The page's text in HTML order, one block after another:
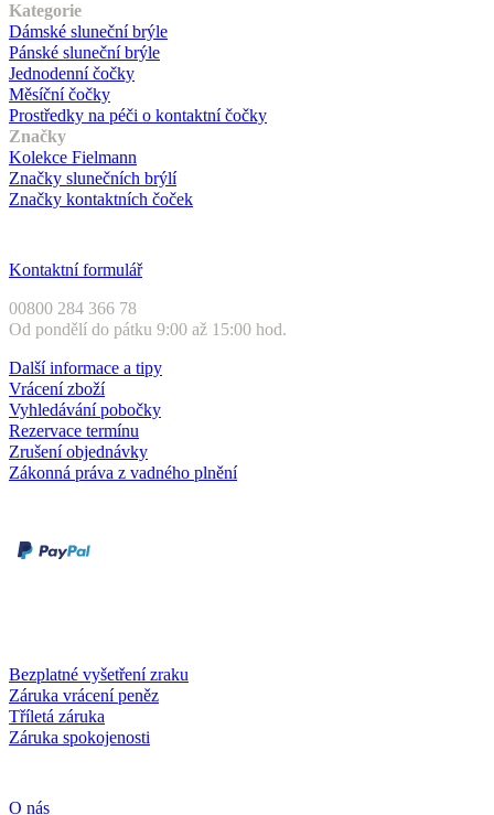
Kategorie
Dámské sluneční brýle
Pánské sluneční brýle
Jednodenní čočky
Měsíční čočky
Prostředky na péči o kontaktní čočky
Značky
Kolekce Fielmann
Značky slunečních brýlí
Značky kontaktních čoček
Kontaktní formulář
00800 284 366 78
Od pondělí do pátku 9:00 až 15:00 hod.
Další informace a tipy
Vrácení zboží
Vyhledávání pobočky
Rezervace termínu
Zrušení objednávky
Zákonná práva z vadného plnění
Bezplatné vyšetření zraku
Záruka vrácení peněz
Tříletá záruka
Záruka spokojenosti
O nás